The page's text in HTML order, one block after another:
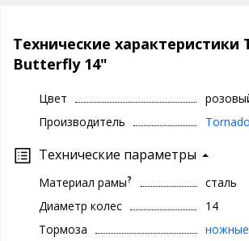
Технические характеристики
Butterfly 14"
Цвет
Производитель
Tornado
Технические параметры
Материал рамы?
сталь
Диаметр колес
14
Тормоза
ножные